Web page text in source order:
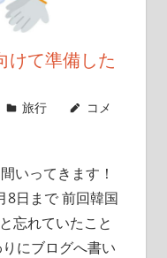
けて準備した
旅行
コメ
いってきます！
8日まで 前回韓国
忘れていたこと
にブログへ書い